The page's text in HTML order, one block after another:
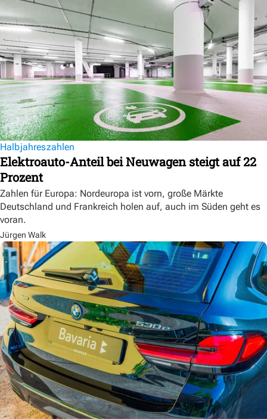
Halbjahreszahlen
Elektroauto-Anteil bei Neuwagen steigt auf 22
Prozent
Zahlen für Europa: Nordeuropa ist vorn, große Märkte
Deutschland und Frankreich holen auf, auch im Süden geht es
voran.
Jürgen Walk